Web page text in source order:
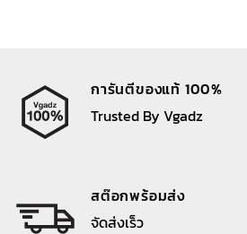
การันตีของแท้ 100%
Trusted By Vgadz
สต๊อกพร้อมส่ง
จัดส่งเร็ว